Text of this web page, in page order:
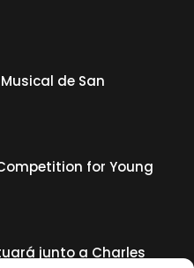
de San
for Young
junto a Charles